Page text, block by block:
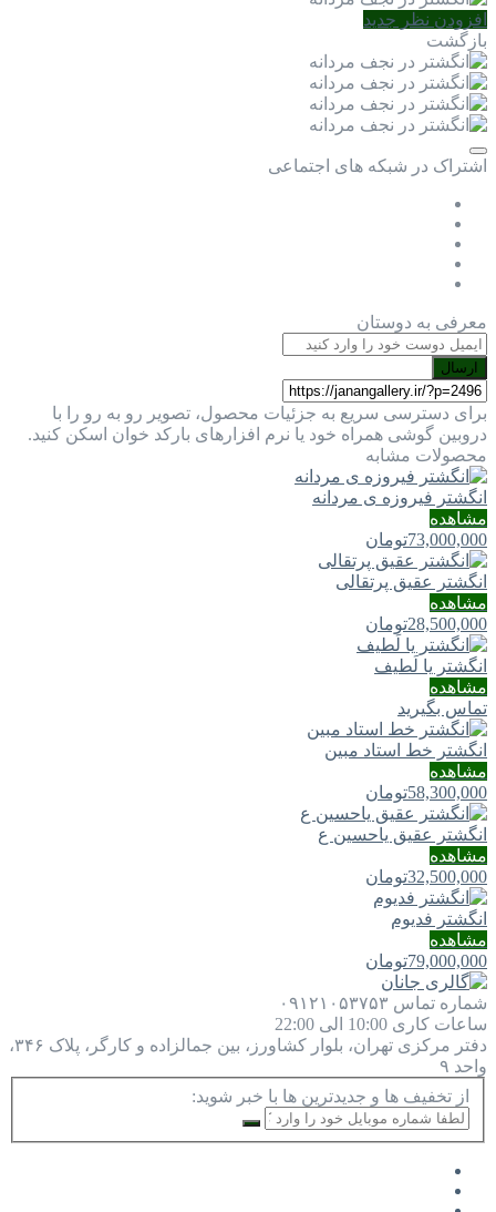
افزودن نظر جدید
بازگشت
اشتراک در شبکه های اجتماعی
معرفی به دوستان
ارسال
برای دسترسی سریع به جزئیات محصول، تصویر رو به رو را با
دروبین گوشی همراه خود یا نرم افزارهای بارکد خوان اسکن کنید.
محصولات مشابه
انگشتر فیروزه ی مردانه
مشاهده
73,000,000تومان
انگشتر عقیق پرتقالی
مشاهده
28,500,000تومان
انگشتر یا لَطيف
مشاهده
تماس بگیرید
انگشتر خط استاد مبین
مشاهده
58,300,000تومان
انگشتر عقیق یاحسین ع
مشاهده
32,500,000تومان
انگشتر فدیوم
مشاهده
79,000,000تومان
شماره تماس ۰۹۱۲۱۰۵۳۷۵۳
ساعات کاری 10:00 الی 22:00
دفتر مرکزی
تهران، بلوار کشاورز، بین جمالزاده و کارگر، پلاک ۳۴۶،
واحد ۹
از تخفیف ها و جدیدترین ها با خبر شوید: